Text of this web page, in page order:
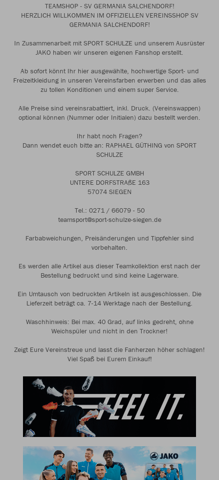
TEAMSHOP - SV GERMANIA SALCHENDORF!
HERZLICH WILLKOMMEN IM OFFIZIELLEN VEREINSSHOP SV
GERMANIA SALCHENDORF!
In Zusammenarbeit mit SPORT SCHULZE und unserem Ausrüster
JAKO haben wir unseren eigenen Fanshop erstellt.
Ab sofort könnt Ihr hier ausgewählte, hochwertige Sport- und
Freizeitkleidung in unseren Vereinsfarben erwerben und das alles
zu tollen Konditionen und einem super Service.
Alle Preise sind vereinsrabattiert, inkl. Druck. (Vereinswappen)
optional können (Nummer oder Initialen) dazu bestellt werden.
Ihr habt noch Fragen?
Dann wendet euch bitte an: RAPHAEL GÜTHING von SPORT
SCHULZE
SPORT SCHULZE GMBH
UNTERE DORFSTRAßE 163
57074 SIEGEN
Tel.: 0271 / 66079 - 50
teamsport@sport-schulze-siegen.de
Farbabweichungen, Preisänderungen und Tippfehler sind
vorbehalten.
Es werden alle Artikel aus dieser Teamkollektion erst nach der
Bestellung bedruckt und sind keine Lagerware.
Ein Umtausch von bedruckten Artikeln ist ausgeschlossen. Die
Lieferzeit beträgt ca. 7-14 Werktage nach der Bestellung.
Waschhinweis: Bei max. 40 Grad, auf links gedreht, ohne
Weichspüler und nicht in den Trockner!
Zeigt Eure Vereinstreue und lasst die Fanherzen höher schlagen!
Viel Spaß bei Eurem Einkauf!